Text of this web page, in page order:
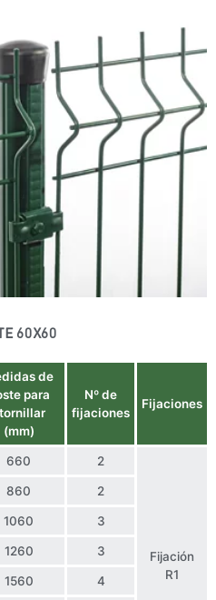
60X60
de
para
(mm)
Nº de
fijaciones
Fijaciones
660 2
Fijación
R1
860 2
1060 3
1260 3
1560 4